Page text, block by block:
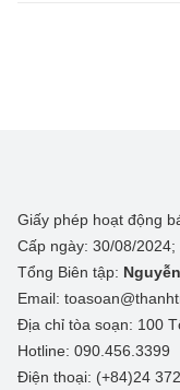
Giấy phép hoạt động
Cấp ngày: 30/08/
Tổng Biên tập:
Email:
Địa chỉ tòa soạn: 100
Hotline: 090.456.3399
Điện thoại: (+84)24